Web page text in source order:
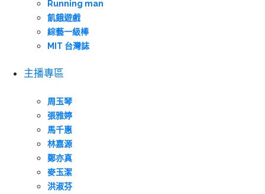
Running man
飢餓遊戲
綜藝一級棒
MIT 台灣誌
主播專區
周玉琴
張雅婷
馬千惠
林嘉源
鄭亦真
麥玉潔
洪淑芬